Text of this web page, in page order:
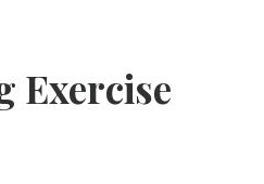
Exercise